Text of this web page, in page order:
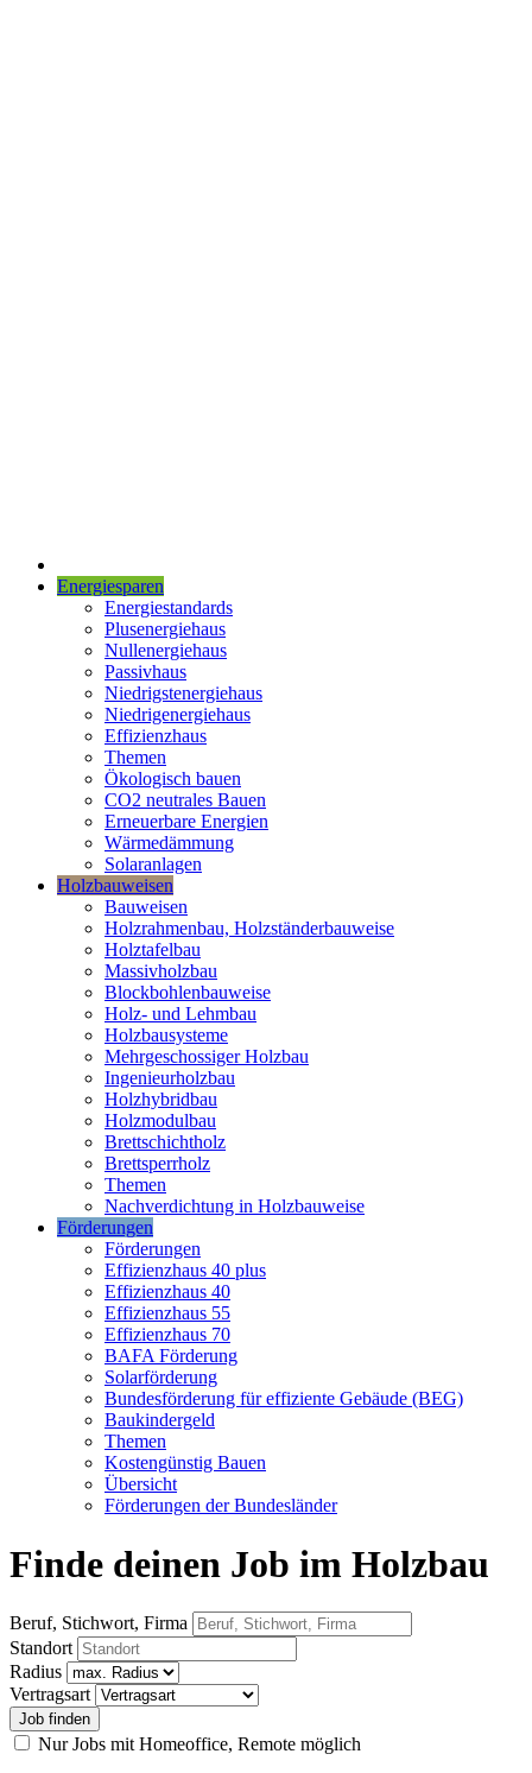
Energiesparen
Energiestandards
Plusenergiehaus
Nullenergiehaus
Passivhaus
Niedrigstenergiehaus
Niedrigenergiehaus
Effizienzhaus
Themen
Ökologisch bauen
CO2 neutrales Bauen
Erneuerbare Energien
Wärmedämmung
Solaranlagen
Holzbauweisen
Bauweisen
Holzrahmenbau, Holzständerbauweise
Holztafelbau
Massivholzbau
Blockbohlenbauweise
Holz- und Lehmbau
Holzbausysteme
Mehrgeschossiger Holzbau
Ingenieurholzbau
Holzhybridbau
Holzmodulbau
Brettschichtholz
Brettsperrholz
Themen
Nachverdichtung in Holzbauweise
Förderungen
Förderungen
Effizienzhaus 40 plus
Effizienzhaus 40
Effizienzhaus 55
Effizienzhaus 70
BAFA Förderung
Solarförderung
Bundesförderung für effiziente Gebäude (BEG)
Baukindergeld
Themen
Kostengünstig Bauen
Übersicht
Förderungen der Bundesländer
Finde deinen Job im Holzbau
Beruf, Stichwort, Firma
Standort
Radius
Vertragsart
Nur Jobs mit Homeoffice, Remote möglich